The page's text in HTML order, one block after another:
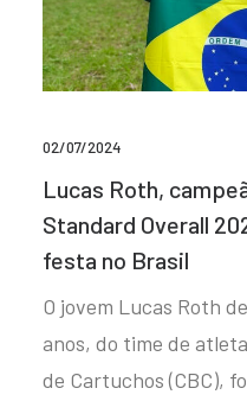
02/07/2024
Lucas Roth,
Standard Overall
festa no Brasil
O jovem Lucas Roth
anos, do time de
de Cartuchos (CBC),